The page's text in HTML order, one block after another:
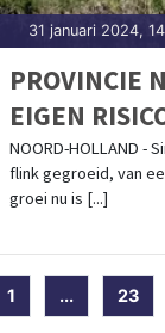
31 januari 2024,
PROVINCIE
EIGEN
NOORD-HOLLAND -
flink gegroeid, van
groei nu is [...]
1 ... 23